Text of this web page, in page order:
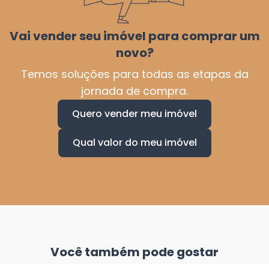
Vai vender seu imóvel para comprar um
novo?
Temos soluções para todas as etapas da
jornada de compra.
Quero vender meu imóvel
Qual valor do meu imóvel
Você também pode gostar